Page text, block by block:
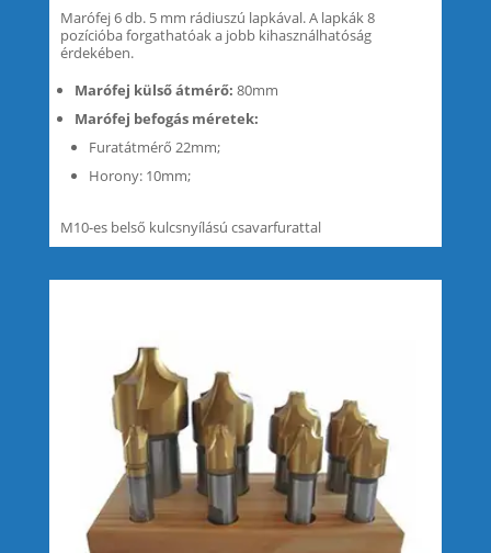
Marófej 6 db. 5 mm rádiuszú lapkával. A lapkák 8
pozícióba forgathatóak a jobb kihasználhatóság
érdekében.
Marófej külső átmérő: 80mm
Marófej befogás méretek:
Furatátmérő 22mm;
Horony: 10mm;
M10-es belső kulcsnyílású csavarfurattal